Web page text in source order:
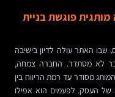
פוגשת בניית
שבו האתר עולה לדיון בישיבה
לא מסתדר. החברה צמחה,
מסודר עד רמת הריווח בין
של העסק. לפעמים הוא אפילו